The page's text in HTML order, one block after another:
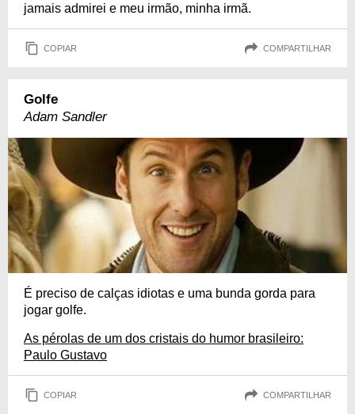
jamais admirei e meu irmão, minha irmã.
COPIAR COMPARTILHAR
Golfe
Adam Sandler
É preciso de calças idiotas e uma bunda gorda para
jogar golfe.
As pérolas de um dos cristais do humor brasileiro:
Paulo Gustavo
COPIAR COMPARTILHAR